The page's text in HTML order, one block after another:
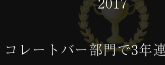
レートバー部門で3年